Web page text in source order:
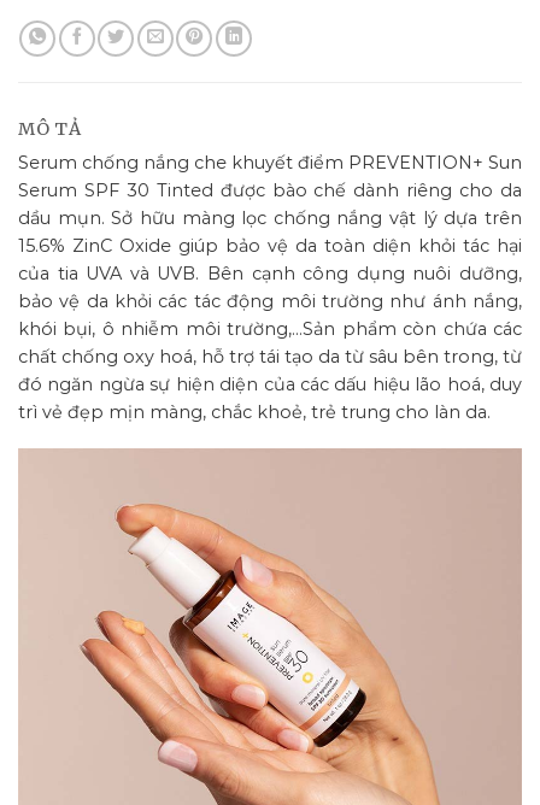
MÔ TẢ
Serum chống nắng che khuyết điểm PREVENTION+ Sun
Serum SPF 30 Tinted được bào chế dành riêng cho da
dầu mụn. Sở hữu màng lọc chống nắng vật lý dựa trên
15.6% ZinC Oxide giúp bảo vệ da toàn diện khỏi tác hại
của tia UVA và UVB. Bên cạnh công dụng nuôi dưỡng,
bảo vệ da khỏi các tác động môi trường như ánh nắng,
khói bụi, ô nhiễm môi trường,…Sản phẩm còn chứa các
chất chống oxy hoá, hỗ trợ tái tạo da từ sâu bên trong, từ
đó ngăn ngừa sự hiện diện của các dấu hiệu lão hoá, duy
trì vẻ đẹp mịn màng, chắc khoẻ, trẻ trung cho làn da.